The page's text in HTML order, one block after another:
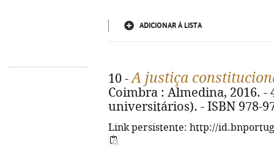
ADICIONAR À LISTA
10 -A justiça
Coimbra : Almedina, 2016. -
universitários). - ISBN 978-
Link persistente: http://